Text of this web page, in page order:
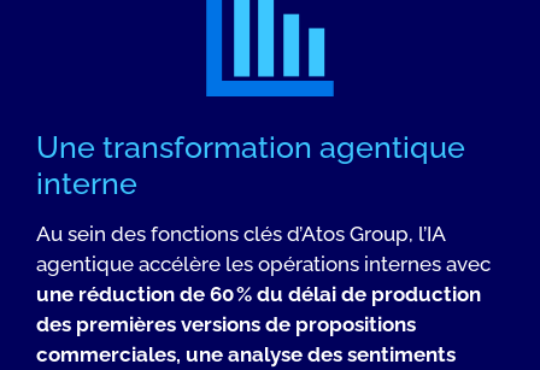
Une transformation agentique
interne
Au sein des fonctions clés d’Atos Group, l’IA
agentique accélère les opérations internes avec
une réduction de 60 % du délai de production
des premières versions de propositions
commerciales, une analyse des sentiments